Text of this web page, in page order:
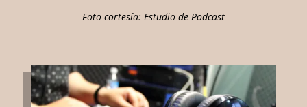
Foto cortesía: Estudio de Podcast